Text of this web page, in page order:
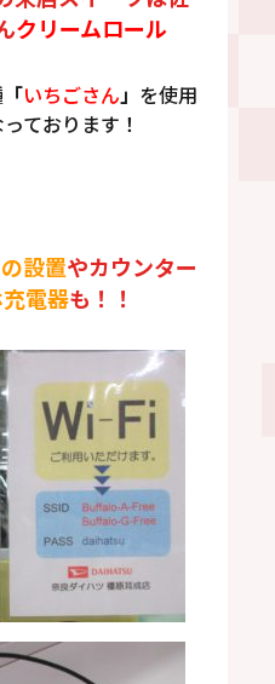
クリームロール
「いちごさん」 を使用
ております！
設置やカウンター
電器も！！